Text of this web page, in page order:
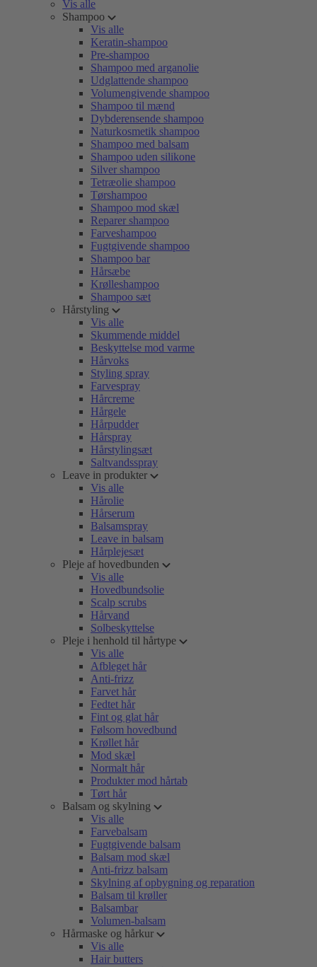
Vis alle
Shampoo
Vis alle
Keratin-shampoo
Pre-shampoo
Shampoo med arganolie
Udglattende shampoo
Volumengivende shampoo
Shampoo til mænd
Dybderensende shampoo
Naturkosmetik shampoo
Shampoo med balsam
Shampoo uden silikone
Silver shampoo
Tetræolie shampoo
Tørshampoo
Shampoo mod skæl
Reparer shampoo
Farveshampoo
Fugtgivende shampoo
Shampoo bar
Hårsæbe
Krølleshampoo
Shampoo sæt
Hårstyling
Vis alle
Skummende middel
Beskyttelse mod varme
Hårvoks
Styling spray
Farvespray
Hårcreme
Hårgele
Hårpudder
Hårspray
Hårstylingsæt
Saltvandsspray
Leave in produkter
Vis alle
Hårolie
Hårserum
Balsamspray
Leave in balsam
Hårplejesæt
Pleje af hovedbunden
Vis alle
Hovedbundsolie
Scalp scrubs
Hårvand
Solbeskyttelse
Pleje i henhold til hårtype
Vis alle
Afbleget hår
Anti-frizz
Farvet hår
Fedtet hår
Fint og glat hår
Følsom hovedbund
Krøllet hår
Mod skæl
Normalt hår
Produkter mod hårtab
Tørt hår
Balsam og skylning
Vis alle
Farvebalsam
Fugtgivende balsam
Balsam mod skæl
Anti-frizz balsam
Skylning af opbygning og reparation
Balsam til krøller
Balsambar
Volumen-balsam
Hårmaske og hårkur
Vis alle
Hair butters